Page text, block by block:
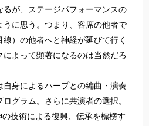
るが、ステージパフォーマンスの
に思う。つまり、客席の他者で
）の他者へと神経が延びて行く
よって顕著になるのは当然だろ
自身によるハープとの編曲・演奏
グラム。さらに共演者の選択。
技術による復興、伝承を標榜す